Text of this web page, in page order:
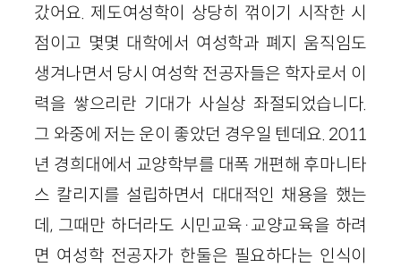
갔어요. 제도여성학이 상당히 꺾이기 시작한 시
점이고 몇몇 대학에서 여성학과 폐지 움직임도
생겨나면서 당시 여성학 전공자들은 학자로서 이
력을 쌓으리란 기대가 사실상 좌절되었습니다.
그 와중에 저는 운이 좋았던 경우일 텐데요. 2011
년 경희대에서 교양학부를 대폭 개편해 후마니타
스 칼리지를 설립하면서 대대적인 채용을 했는
데, 그때만 하더라도 시민교육·교양교육을 하려
면 여성학 전공자가 한둘은 필요하다는 인식이